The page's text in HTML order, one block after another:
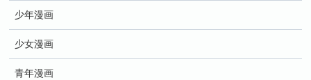
少年漫画
少女漫画
青年漫画